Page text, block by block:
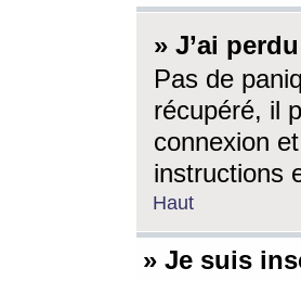
» J’ai
Pas de
récupéré, il
connexion
instructions
Haut
» Je suis